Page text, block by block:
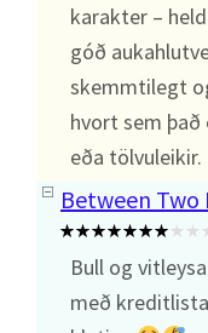
karakter –
góð
skemmtilegt
hvort sem
eða tölvuleikir.
Between Two
Bull og
með